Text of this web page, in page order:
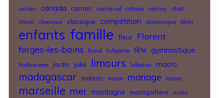
cachan
canada carnac carnaval cathare cernay chat
cheval chevaux classique compétition dominique décès
enfants famille fleur Florent
forges-les-bains frioul fullpointe fête gymnastique
halloween jardin julie limours luberon macro
madagascar maison mamie mariage marion
marseille mer montagne montgolfière moto